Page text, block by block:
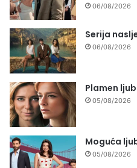
06/08/2026
Serija
06/08/2026
Plamen
05/08/2026
Moguća
05/08/2026